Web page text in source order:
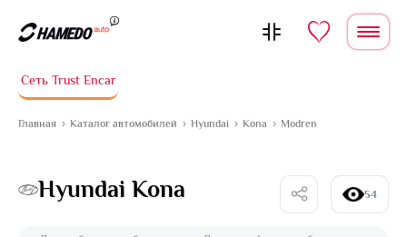
Сеть Trust Encar
Главная Каталог автомобилей Hyundai Kona Modren
Hyundai Kona 54